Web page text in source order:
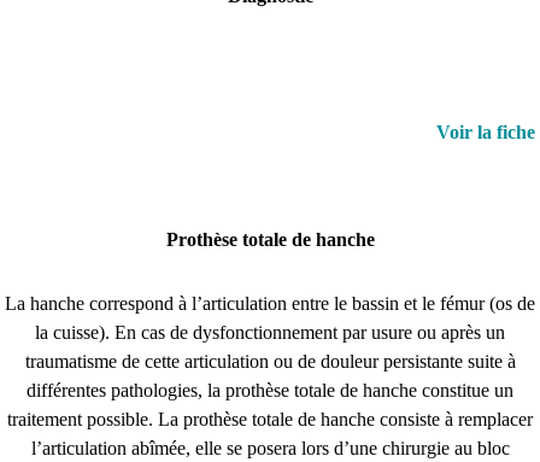
Voir la fiche
Prothèse totale de hanche
La hanche correspond à l’articulation entre le bassin et le fémur (os de
la cuisse). En cas de dysfonctionnement par usure ou après un
traumatisme de cette articulation ou de douleur persistante suite à
différentes pathologies, la prothèse totale de hanche constitue un
traitement possible. La prothèse totale de hanche consiste à remplacer
l’articulation abîmée, elle se posera lors d’une chirurgie au bloc